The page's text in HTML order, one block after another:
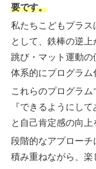
要です。
私たちこどもプラ
として、鉄棒の逆
跳び・マット運動
体系的にプログラム
これらのプログラム
『できるようにし
と自己肯定感の向上
段階的なアプロー
積み重ねながら、楽